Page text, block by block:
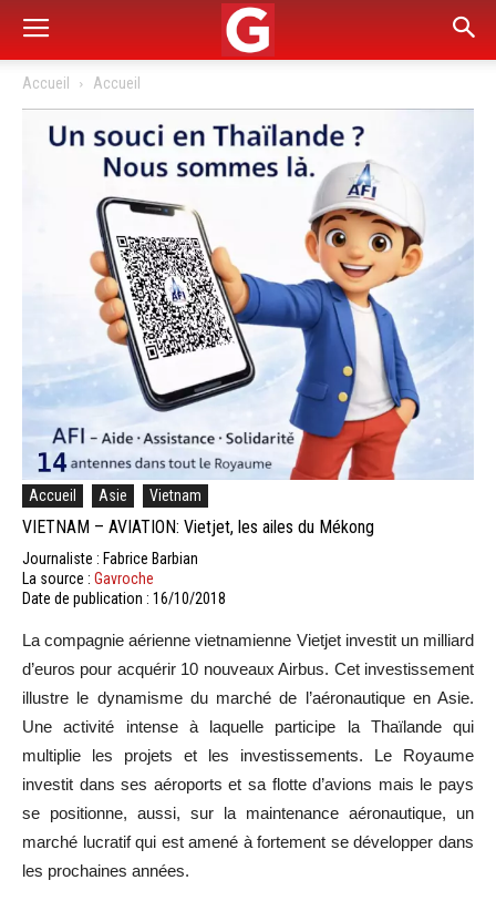
Accueil Accueil
Accueil Asie Vietnam
VIETNAM – AVIATION: Vietjet, les ailes du Mékong
Journaliste : Fabrice Barbian
La source : Gavroche
Date de publication : 16/10/2018
La compagnie aérienne vietnamienne Vietjet investit un milliard
d’euros pour acquérir 10 nouveaux Airbus. Cet investissement
illustre le dynamisme du marché de l’aéronautique en Asie.
Une activité intense à laquelle participe la Thaïlande qui
multiplie les projets et les investissements. Le Royaume
investit dans ses aéroports et sa flotte d’avions mais le pays
se positionne, aussi, sur la maintenance aéronautique, un
marché lucratif qui est amené à fortement se développer dans
les prochaines années.